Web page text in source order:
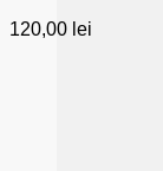
120,00 lei